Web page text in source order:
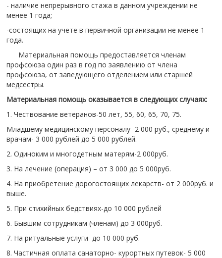
- наличие непрерывного стажа в данном учреждении не
менее 1 года;
-состоящих на учете в первичной организации не менее 1
года.
Материальная помощь предоставляется членам
профсоюза один раз в год по заявлению от члена
профсоюза, от заведующего отделением или старшей
медсестры.
Материальная помощь оказывается в следующих случаях:
1. Чествование ветеранов-50 лет, 55, 60, 65, 70, 75.
Младшему медицинскому персоналу -2 000 руб., среднему и
врачам- 3 000 рублей до 5 000 рублей.
2. Одиноким и многодетным матерям-2 000руб.
3. На лечение (операция) – от 3 000 до 5 000руб.
4. На приобретение дорогостоящих лекарств- от 2 000руб. и
выше.
5. При стихийных бедствиях-до 10 000 рублей
6. Бывшим сотрудникам (членам) до 3 000руб.
7. На ритуальные услуги до 10 000 руб.
8. Частичная оплата санаторно- курортных путевок- 5 000